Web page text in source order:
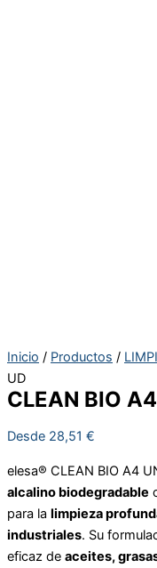
Inicio / Productos /
UD
CLEAN BIO
Desde 28,51 €
elesa® CLEAN BIO A4
alcalino biodegradable
para la limpieza
industriales. Su
eficaz de aceites,